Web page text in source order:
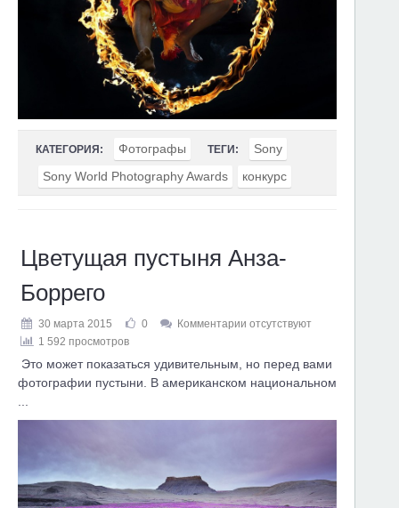
КАТЕГОРИЯ: Фотографы ТЕГИ:
Sony
Sony World Photography Awards
конкурс
Цветущая пустыня Анза-
Боррего
30 марта 2015 0
Комментарии отсутствуют
1 592 просмотров
Это может показаться удивительным, но перед вами
фотографии пустыни. В американском национальном